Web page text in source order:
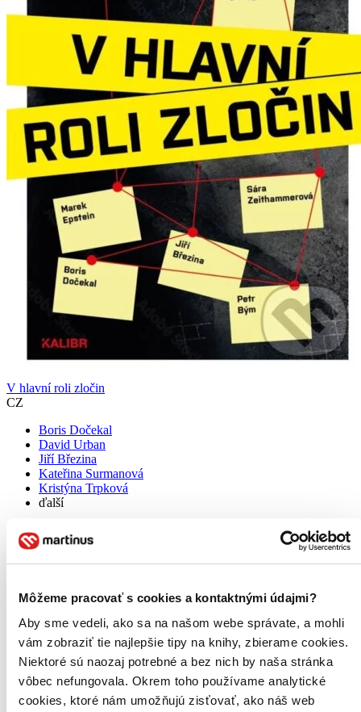
Môžeme pracovať s cookies a kontaktnými údajmi?
Aby sme vedeli, ako sa na našom webe správate, a mohli
vám zobraziť tie najlepšie tipy na knihy, zbierame cookies.
Niektoré sú naozaj potrebné a bez nich by naša stránka
vôbec nefungovala. Okrem toho používame analytické
cookies, ktoré nám umožňujú zisťovať, ako náš web
V hlavní roli zločin
CZ
Boris Dočekal
David Urban
Jiří Březina
Kateřina Surmanová
Kristýna Trpková
ďalší
Hvězdy současné české literární scény spojily své síly a připravily
pro čtenáře sbírku dechberoucích detektivních příběhů. Ponořte se
Kniha pevná väzba
Na sklade 1 ks
Túto knihu máme síce aktuálne na sklade, máme však už iba
posledné kusy. Ak ju chcete mať rýchlo, ponáhľajte sa!
Dodanie ďalších môže trvať dlhšie, zvyčajne do šiestich dní.
Pridať do zoznamu
Vložiť do košíka